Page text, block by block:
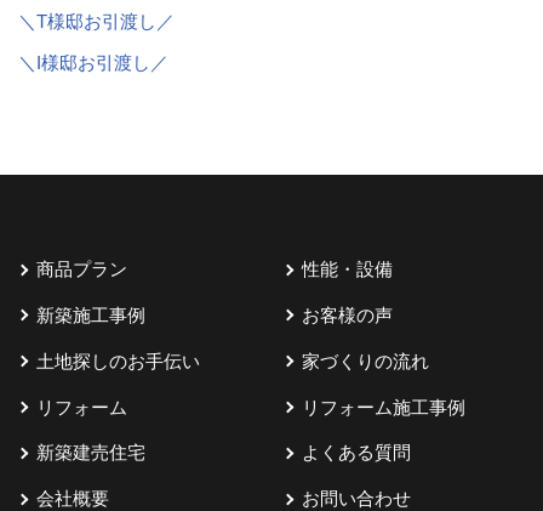
＼T様邸お引渡し／
＼I様邸お引渡し／
商品プラン 性能・設備
新築施工事例 お客様の声
土地探しのお手伝い 家づくりの流れ
リフォーム リフォーム施工事例
新築建売住宅 よくある質問
会社概要 お問い合わせ